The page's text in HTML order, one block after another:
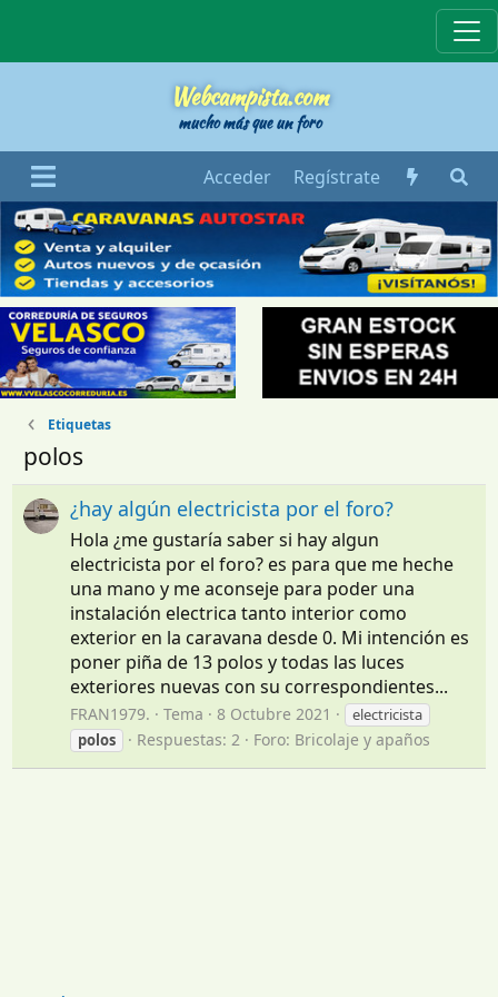
Webcampista.com
mucho más que un foro
Acceder Regístrate
Etiquetas
polos
¿hay algún electricista por el foro?
Hola ¿me gustaría saber si hay algun
electricista por el foro? es para que me heche
una mano y me aconseje para poder una
instalación electrica tanto interior como
exterior en la caravana desde 0. Mi intención es
poner piña de 13 polos y todas las luces
exteriores nuevas con su correspondientes...
FRAN1979. Tema 8 Octubre 2021
electricista
polos
Respuestas: 2 Foro: Bricolaje y apaños